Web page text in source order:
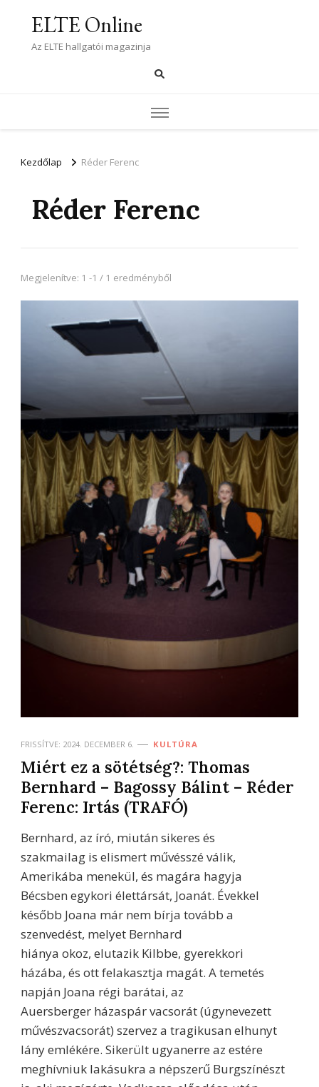
ELTE Online
Az ELTE hallgatói magazinja
Kezdőlap Réder Ferenc
Réder Ferenc
Megjelenítve: 1 -1 / 1 eredményből
FRISSÍTVE: 2024. DECEMBER 6. KULTÚRA
Miért ez a sötétség?: Thomas
Bernhard – Bagossy Bálint – Réder
Ferenc: Irtás (TRAFÓ)
Bernhard, az író, miután sikeres és
szakmailag is elismert művésszé válik,
Amerikába menekül, és magára hagyja
Bécsben egykori élettársát, Joanát. Évekkel
később Joana már nem bírja tovább a
szenvedést, melyet Bernhard
hiánya okoz, elutazik Kilbbe, gyerekkori
házába, és ott felakasztja magát. A temetés
napján Joana régi barátai, az
Auersberger házaspár vacsorát (úgynevezett
művészvacsorát) szervez a tragikusan elhunyt
lány emlékére. Sikerült ugyanerre az estére
meghívniuk lakásukra a népszerű Burgszínészt